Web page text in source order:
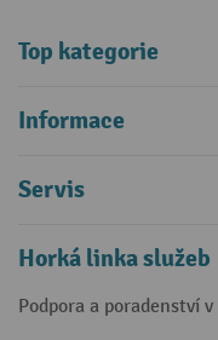
Top kategorie
Informace
Servis
Horká linka služeb
Podpora a poradenství